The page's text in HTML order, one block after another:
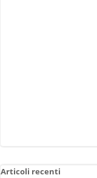
Articoli recenti